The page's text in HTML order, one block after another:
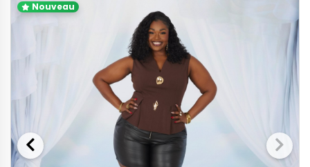
Nouveau